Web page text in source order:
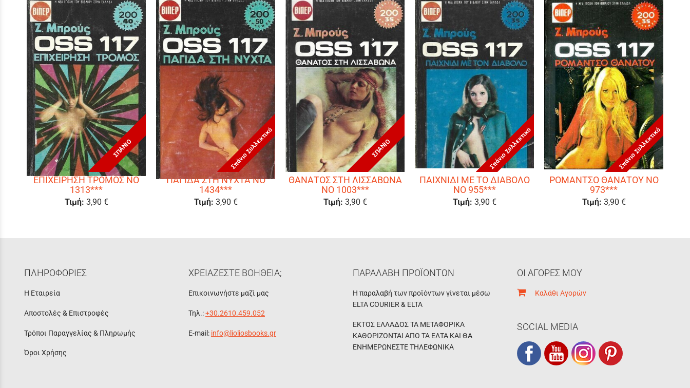
ΣΠΑΝΙΟ
ΕΠΙΧΕΙΡΗΣΗ ΤΡΟΜΟΣ ΝΟ
1313***
Τιμή: 3,90 €
Σπάνιο Συλλεκτικό
ΠΑΓΙΔΑ ΣΤΗ ΝΥΧΤΑ ΝΟ
1434***
Τιμή: 3,90 €
ΣΠΑΝΙΟ
ΘΑΝΑΤΟΣ ΣΤΗ ΛΙΣΣΑΒΩΝΑ
ΝΟ 1003***
Τιμή: 3,90 €
Σπάνιο Συλλεκτικό
ΠΑΙΧΝΙΔΙ ΜΕ ΤΟ ΔΙΑΒΟΛΟ
ΝΟ 955***
Τιμή: 3,90 €
Σπάνιο Συλλεκτικό
ΡΟΜΑΝΤΣΟ ΘΑΝΑΤΟΥ ΝΟ
973***
Τιμή: 3,90 €
ΠΛΗΡΟΦΟΡΙΕΣ
Η Εταιρεία
Αποστολές & Επιστροφές
Τρόποι Παραγγελίας & Πληρωμής
Όροι Χρήσης
ΧΡΕΙΑΖΕΣΤΕ ΒΟΗΘΕΙΑ;
Επικοινωνήστε μαζί μας
Τηλ.:+30.2610.459.052
E-mail: info@lioliosbooks.gr
ΠΑΡΑΛΑΒΗ ΠΡΟΪΟΝΤΩΝ
Η παραλαβή των προϊόντων γίνεται μέσω
ELTA COURIER & ELTA
ΕΚΤΟΣ ΕΛΛΑΔΟΣ ΤΑ ΜΕΤΑΦΟΡΙΚΑ
ΚΑΘΟΡΙΖΟΝΤΑΙ ΑΠΟ ΤΑ ΕΛΤΑ ΚΑΙ ΘΑ
ΕΝΗΜΕΡΩΝΕΣΤΕ ΤΗΛΕΦΩΝΙΚΑ
ΟΙ ΑΓΟΡΕΣ ΜΟΥ
Καλάθι Αγορών
SOCIAL MEDIA